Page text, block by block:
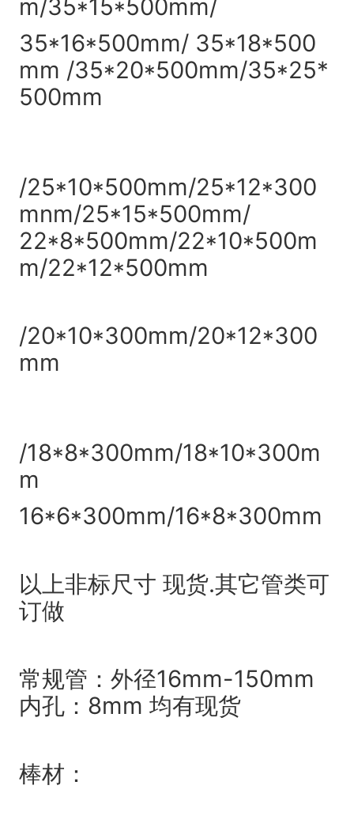
m/35*15*500mm/
35*16*500mm/ 35*18*500
mm /35*20*500mm/35*25*
500mm
/25*10*500mm/25*12*300
mnm/25*15*500mm/
22*8*500mm/22*10*500m
m/22*12*500mm
/20*10*300mm/20*12*300
mm
/18*8*300mm/18*10*300m
m
16*6*300mm/16*8*300mm
以上非标尺寸 现货.其它管类可
订做
常规管：外径16mm-150mm
内孔：8mm 均有现货
棒材：